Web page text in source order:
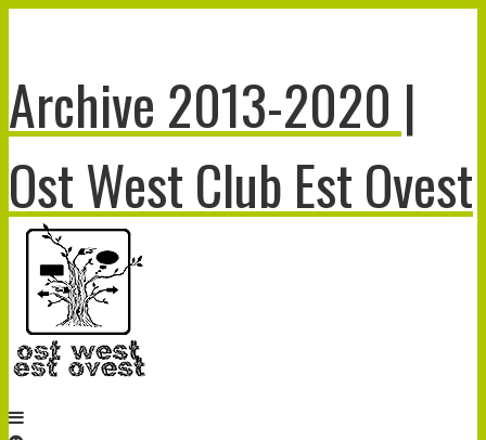
Archive 2013-2020 |
Ost West Club Est Ovest